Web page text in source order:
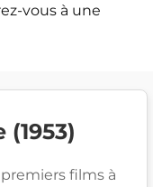
vous à une
films à